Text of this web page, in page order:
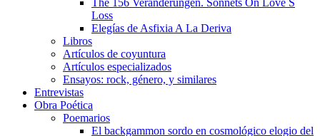
Loss
Elegías de Asfixia A La Deriva
Libros
Artículos de coyuntura
Artículos especializados
Ensayos: rock, género, y similares
Entrevistas
Obra Poética
Poemarios
El backgammon sordo en cosmológico elogio del